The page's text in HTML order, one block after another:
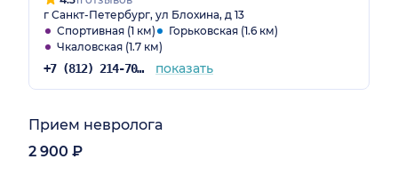
г Санкт-Петербург, ул Блохина, д 13
Спортивная (1 км)
Горьковская (1.6 км)
Чкаловская (1.7 км)
+7 (812) 214-70-82 показать
Прием невролога
2 900 ₽